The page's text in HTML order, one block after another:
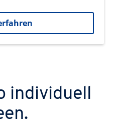
individuell